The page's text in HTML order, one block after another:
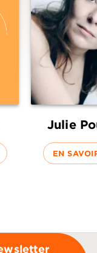
Julie
EN